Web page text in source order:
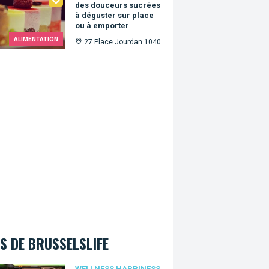
ALIMENTATION
des douceurs sucrées
à déguster sur place
ou à emporter
27 Place Jourdan 1040
DE BRUSSELSLIFE